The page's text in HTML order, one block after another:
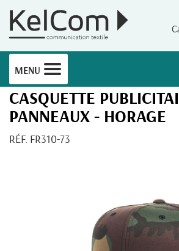
MENU
CASQUETTE
PANNEAUX - HORAGE
RÉF. FR310-73